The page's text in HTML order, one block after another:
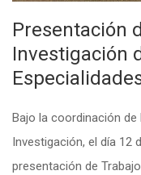
Presentación
Investigación
Bajo la coordinación
Investigación, el día 12
presentación de